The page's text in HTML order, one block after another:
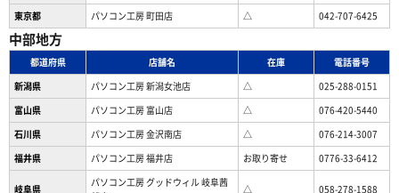
東京都
パソコン工房 町田店 △ 042-707-6425
中部地方
都道府県 店舗名 在庫
電話番号
新潟県
パソコン工房 新潟女池店 △
025-288-0151
富山県
パソコン工房 富山店 △
076-420-5440
石川県
パソコン工房 金沢南店 △
076-214-3007
福井県
パソコン工房 福井店 お取り寄せ 0776-33-6412
岐阜県
パソコン工房 グッドウィル 岐阜茜
△ 058-278-1588